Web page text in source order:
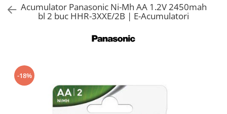
Baterii alcaline
Baterii litiu
Accesorii baterii
Baterii Industriale
Prelungitoare
Panouri fotovoltaice
UPS
Acumulator Panasonic Ni-Mh AA 1.2V 2450mah
bl 2 buc HHR-3XXE/2B | E-Acumulatori
-18%